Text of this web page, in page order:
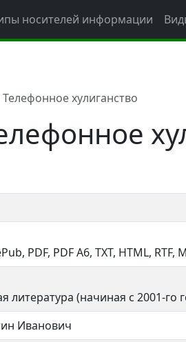
носителей информации
хулиганство
PDF, PDF A6, TXT, HTML, RTF,
литература (начиная с 2001-го
Иванович